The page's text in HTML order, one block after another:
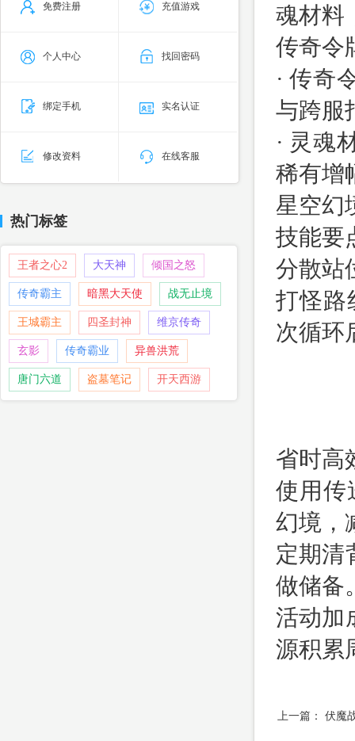
免费注册 充值游戏
个人中心 找回密码
绑定手机 实名认证
修改资料 在线客服
热门标签
王者之心2 大天神 倾国之怒
传奇霸主 暗黑大天使 战无止境
王城霸主 四圣封神 维京传奇
玄影 传奇霸业 异兽洪荒
唐门六道 盗墓笔记 开天西游
魂材料
传奇令
· 传奇
与跨服
· 灵魂
稀有增
星空幻
技能要
分散站
打怪路
次循环
省时高
使用传
幻境，
定期清
做储备
活动加
源积累
上一篇： 伏魔